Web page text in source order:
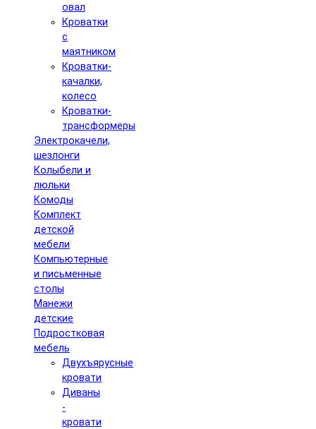
овал
Кроватки
с
маятником
Кроватки-
качалки,
колесо
Кроватки-
трансформеры
Электрокачели,
шезлонги
Колыбели и
люльки
Комоды
Комплект
детской
мебели
Компьютерные
и письменные
столы
Манежи
детские
Подростковая
мебель
Двухъярусные
кровати
Диваны
-
кровати